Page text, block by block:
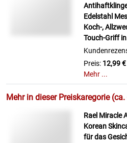
Edelstahl
Koch-,
Touch-Griff
Preis: 12,99 €
Mehr ...
Mehr in dieser Preiskaregorie
Rael Miracle
Korean
für das